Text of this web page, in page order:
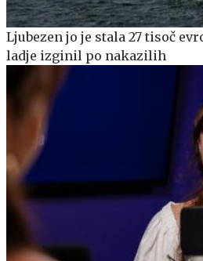
Ljubezen jo je stala 27 tisoč
ladje izginil po nakazilih